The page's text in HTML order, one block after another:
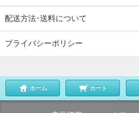
配送方法･送料について
プライバシーポリシー
ホーム カート